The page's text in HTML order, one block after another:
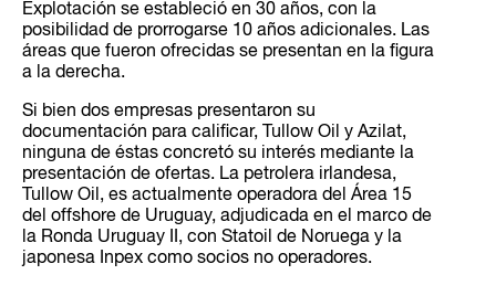
Explotación se estableció en 30 años, con la
posibilidad de prorrogarse 10 años adicionales. Las
áreas que fueron ofrecidas se presentan en la figura
a la derecha.
Si bien dos empresas presentaron su
documentación para calificar, Tullow Oil y Azilat,
ninguna de éstas concretó su interés mediante la
presentación de ofertas. La petrolera irlandesa,
Tullow Oil, es actualmente operadora del Área 15
del offshore de Uruguay, adjudicada en el marco de
la Ronda Uruguay II, con Statoil de Noruega y la
japonesa Inpex como socios no operadores.